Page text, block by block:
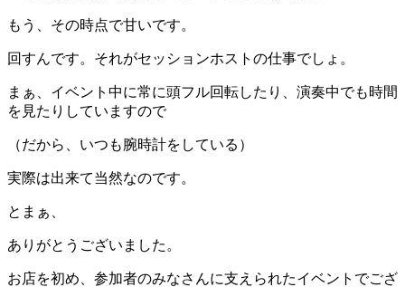
もう、その時点で甘いです。
回すんです。それがセッションホストの仕事でしょ。
まぁ、イベント中に常に頭フル回転したり、演奏中でも時間
を見たりしていますので
（だから、いつも腕時計をしている）
実際は出来て当然なのです。
とまぁ、
ありがとうございました。
お店を初め、参加者のみなさんに支えられたイベントでござ